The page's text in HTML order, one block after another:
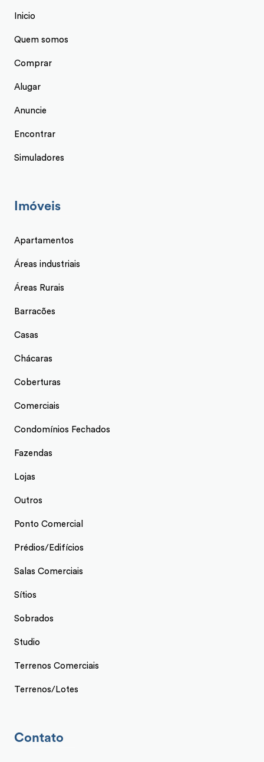
Inicio
Quem somos
Comprar
Alugar
Anuncie
Encontrar
Simuladores
Imóveis
Apartamentos
Áreas industriais
Áreas Rurais
Barracões
Casas
Chácaras
Coberturas
Comerciais
Condomínios Fechados
Fazendas
Lojas
Outros
Ponto Comercial
Prédios/Edifícios
Salas Comerciais
Sítios
Sobrados
Studio
Terrenos Comerciais
Terrenos/Lotes
Contato